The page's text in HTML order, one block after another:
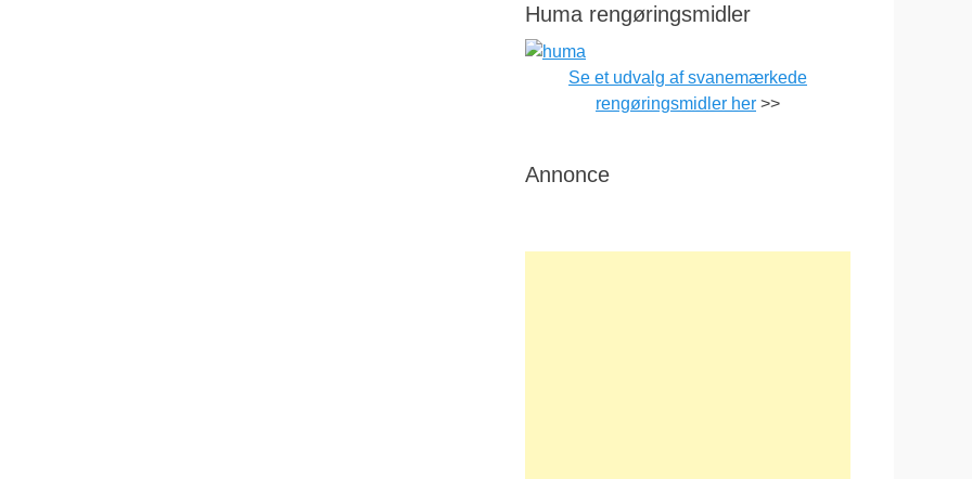
Huma rengøringsmidler
Se et udvalg af svanemærkede
rengøringsmidler her >>
Annonce